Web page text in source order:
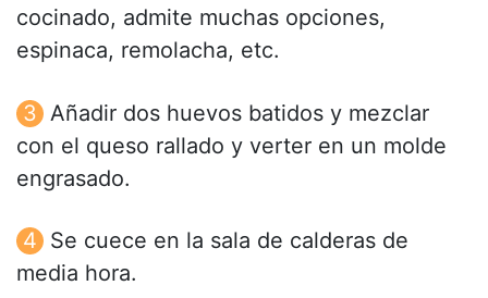
cocinado, admite muchas opciones,
espinaca, remolacha, etc.
Añadir dos huevos batidos y mezclar
con el queso rallado y verter en un molde
engrasado.
Se cuece en la sala de calderas de
media hora.